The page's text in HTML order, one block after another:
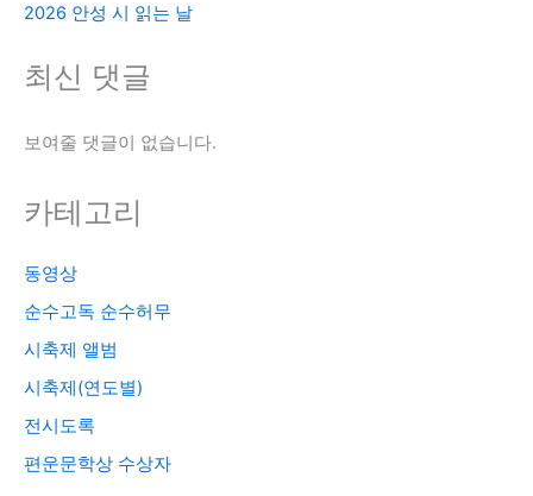
2026 안성 시 읽는 날
최신 댓글
보여줄 댓글이 없습니다.
카테고리
동영상
순수고독 순수허무
시축제 앨범
시축제(연도별)
전시도록
편운문학상 수상자